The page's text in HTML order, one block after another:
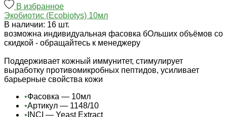
В избранное
Экобиотис (Ecobiotys) 10мл
В наличии: 16 шт.
возможна индивидуальная фасовка бОльших объёмов со
скидкой - обращайтесь к менеджеру
Поддерживает кожный иммунитет, стимулирует
выработку противомикробных пептидов, усиливает
барьерные свойства кожи
•Фасовка — 10мл
•Артикул — 1148/10
• INCI — Yeast Extract